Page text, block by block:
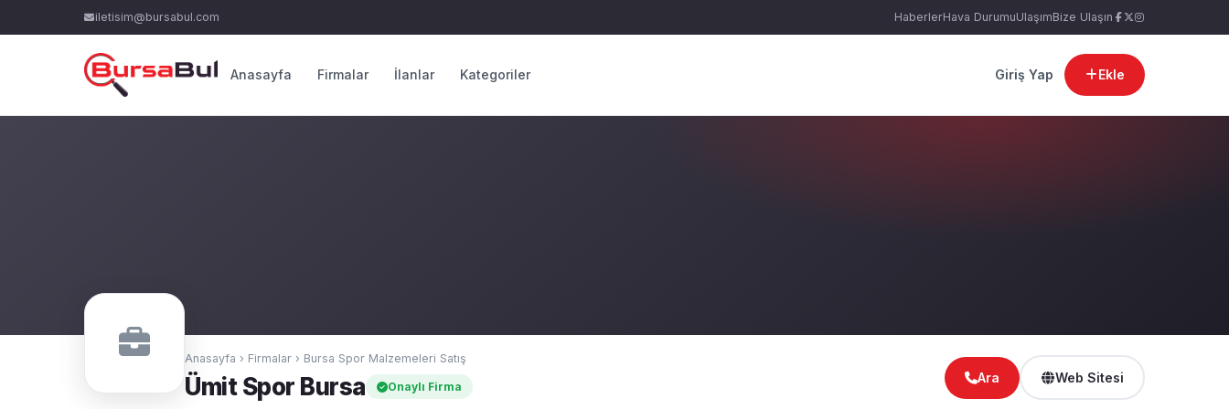
iletisim@bursabul.com HaberlerHava DurumuUlaşımBize Ulaşın
Anasayfa Firmalar İlanlar Kategoriler Giriş Yap Ekle
Anasayfa › Firmalar › Bursa Spor Malzemeleri Satış
Ümit Spor Bursa Onaylı Firma
Ara Web Sitesi